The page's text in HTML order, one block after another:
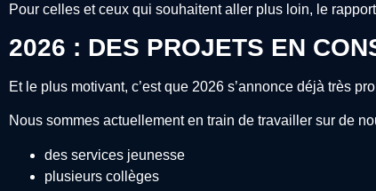
Pour celles et ceux qui souhaitent aller plus loin, le
2026 : DES PROJETS EN
Et le plus motivant, c’est que 2026 s’annonce déjà très
Nous sommes actuellement en train de travailler sur de
des services jeunesse
plusieurs collèges